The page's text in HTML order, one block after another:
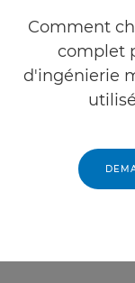
Comment
complet
d'ingénierie